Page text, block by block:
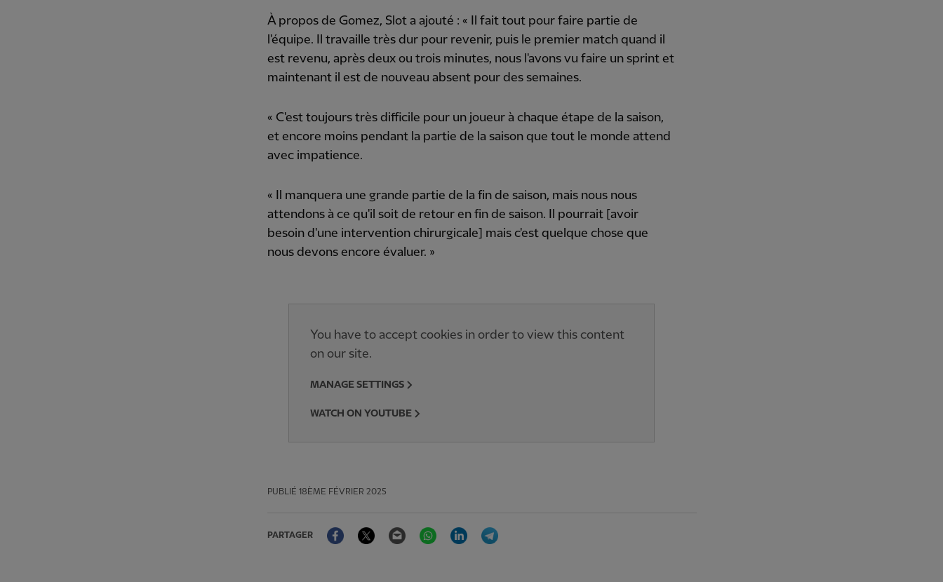
À propos de Gomez, Slot a ajouté : « Il fait tout pour faire partie de
l'équipe. Il travaille très dur pour revenir, puis le premier match quand il
est revenu, après deux ou trois minutes, nous l'avons vu faire un sprint et
maintenant il est de nouveau absent pour des semaines.
« C'est toujours très difficile pour un joueur à chaque étape de la saison,
et encore moins pendant la partie de la saison que tout le monde attend
avec impatience.
« Il manquera une grande partie de la fin de saison, mais nous nous
attendons à ce qu'il soit de retour en fin de saison. Il pourrait [avoir
besoin d'une intervention chirurgicale] mais c'est quelque chose que
nous devons encore évaluer. »
You have to accept cookies in order to view this content
on our site.
MANAGE SETTINGS
WATCH ON YOUTUBE
PUBLIÉ 18ÈME FÉVRIER 2025
PARTAGER
FacebookTwitter Email WhatsAppLinkedIn